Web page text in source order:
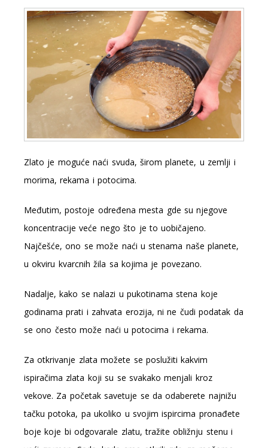
Zlato je moguće naći svuda, širom planete, u zemlji i
morima, rekama i potocima.
Međutim, postoje određena mesta gde su njegove
koncentracije veće nego što je to uobičajeno.
Najčešće, ono se može naći u stenama naše planete,
u okviru kvarcnih žila sa kojima je povezano.
Nadalje, kako se nalazi u pukotinama stena koje
godinama prati i zahvata erozija, ni ne čudi podatak da
se ono često može naći u potocima i rekama.
Za otkrivanje zlata možete se poslužiti kakvim
ispiračima zlata koji su se svakako menjali kroz
vekove. Za početak savetuje se da odaberete najnižu
tačku potoka, pa ukoliko u svojim ispircima pronađete
boje koje bi odgovarale zlatu, tražite obližnju stenu i